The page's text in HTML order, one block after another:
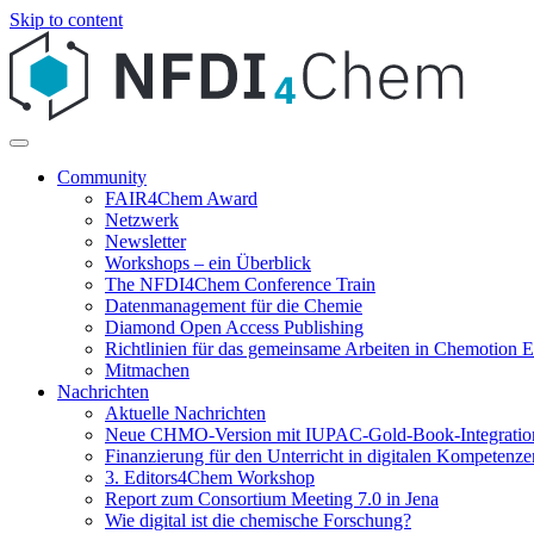
Skip to content
Community
FAIR4Chem Award
Netzwerk
Newsletter
Workshops – ein Überblick
The NFDI4Chem Conference Train
Datenmanagement für die Chemie
Diamond Open Access Publishing
Richtlinien für das gemeinsame Arbeiten in Chemotion
Mitmachen
Nachrichten
Aktuelle Nachrichten
Neue CHMO-Version mit IUPAC-Gold-Book-
Finanzierung für den Unterricht in digitalen
3. Editors4Chem Workshop
Report zum Consortium Meeting 7.0 in Jena
Wie digital ist die chemische Forschung?